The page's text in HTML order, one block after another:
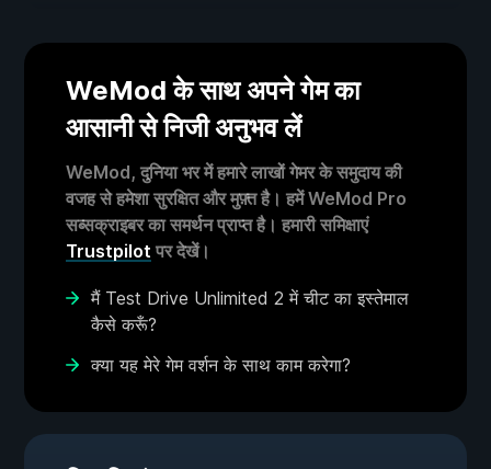
WeMod के साथ अपने गेम का
आसानी से निजी अनुभव लें
WeMod, दुनिया भर में हमारे लाखों गेमर के समुदाय की
वजह से हमेशा सुरक्षित और मुफ़्त है। हमें WeMod Pro
सब्सक्राइबर का समर्थन प्राप्त है। हमारी समिक्षाएं
Trustpilot पर देखें।
मैं Test Drive Unlimited 2 में चीट का इस्तेमाल
कैसे करूँ?
क्या यह मेरे गेम वर्शन के साथ काम करेगा?